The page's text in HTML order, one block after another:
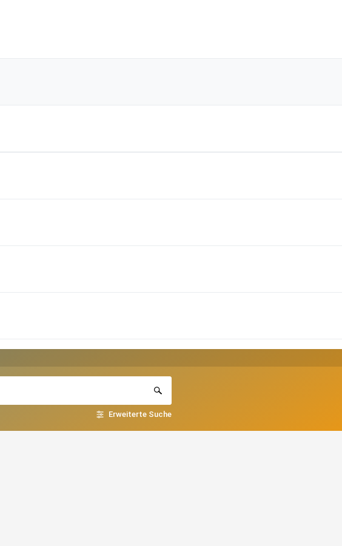
Erweiterte Suche